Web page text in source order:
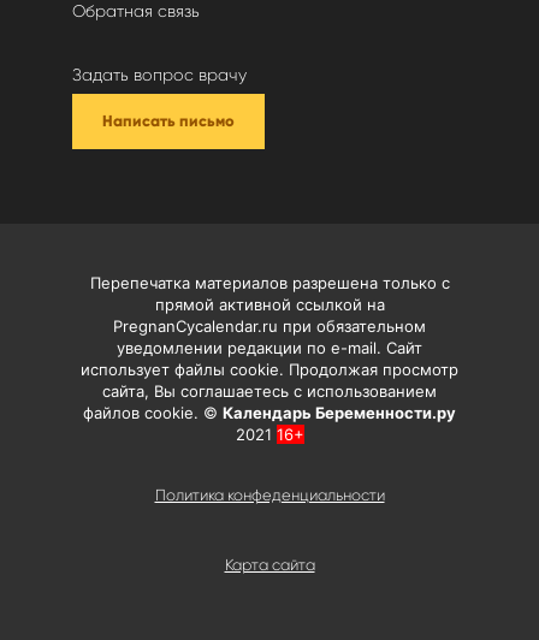
Обратная связь
Задать вопрос врачу
Написать письмо
Карта сайта
Перепечатка материалов разрешена только с
прямой активной ссылкой на
PregnanCycalendar.ru при обязательном
уведомлении редакции по e-mail. Сайт
использует файлы cookie. Продолжая просмотр
сайта, Вы соглашаетесь с использованием
файлов cookie. © Календарь Беременности.ру
2021 16+
Политика конфеденциальности